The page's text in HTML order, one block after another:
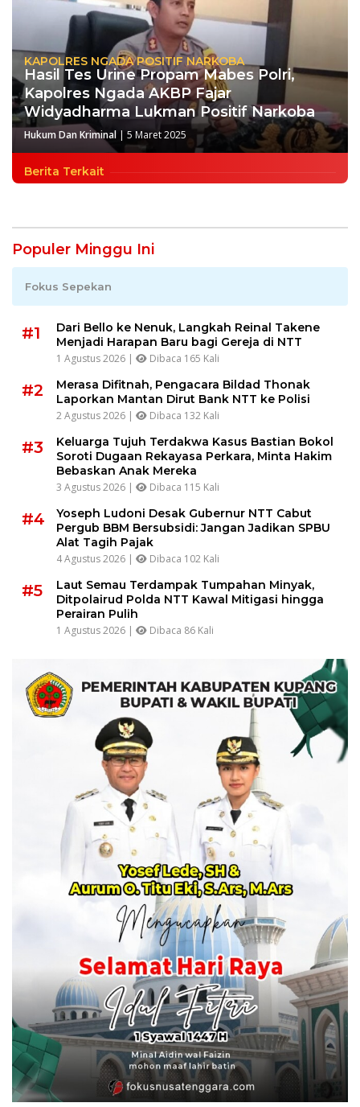
KAPOLRES NGADA POSITIF NARKOBA
Hasil Tes Urine Propam Mabes Polri,
Kapolres Ngada AKBP Fajar
Widyadharma Lukman Positif Narkoba
Hukum Dan Kriminal | 5 Maret 2025
Berita Terkait
Populer Minggu Ini
Fokus Sepekan
#1
Dari Bello ke Nenuk, Langkah Reinal Takene
Menjadi Harapan Baru bagi Gereja di NTT
1 Agustus 2026 | Dibaca 165 Kali
#2
Merasa Difitnah, Pengacara Bildad Thonak
Laporkan Mantan Dirut Bank NTT ke Polisi
2 Agustus 2026 | Dibaca 132 Kali
#3
Keluarga Tujuh Terdakwa Kasus Bastian Bokol
Soroti Dugaan Rekayasa Perkara, Minta Hakim
Bebaskan Anak Mereka
3 Agustus 2026 | Dibaca 115 Kali
#4
Yoseph Ludoni Desak Gubernur NTT Cabut
Pergub BBM Bersubsidi: Jangan Jadikan SPBU
Alat Tagih Pajak
4 Agustus 2026 | Dibaca 102 Kali
#5
Laut Semau Terdampak Tumpahan Minyak,
Ditpolairud Polda NTT Kawal Mitigasi hingga
Perairan Pulih
1 Agustus 2026 | Dibaca 86 Kali